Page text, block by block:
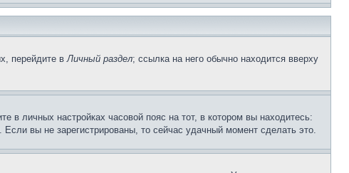
перейдите вЛичный раздел; ссылка на него обычно находится вверху
в личных настройках часовой пояс на тот, в котором вы находитесь:
Если вы не зарегистрированы, то сейчас удачный момент сделать это.